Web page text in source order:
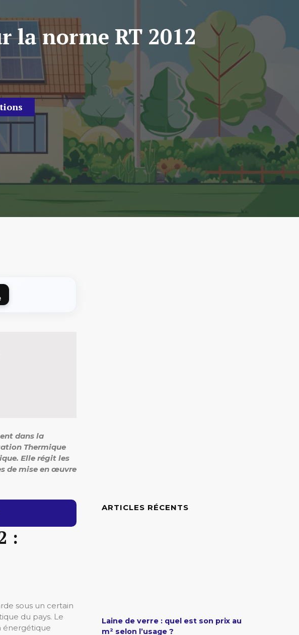
la norme RT 2012
dans la
Thermique
Elle régit les
de mise en œuvre
:
sous un certain
du pays. Le
énergétique
ARTICLES RÉCENTS
Laine de verre : quel est son prix au
m² selon l’usage ?